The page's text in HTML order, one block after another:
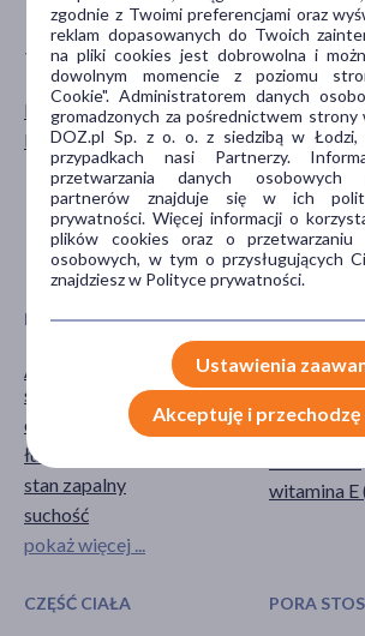
TYP PRODUKTU
Dermokosmetyk
Kosmetyk
łagodzące
nawilżające
ochronne
pokaż
PROBLEM
AZS (atopowe zapalenie
skóry)
egzema
łuszczyca
stan zapalny
suchość
pokaż więcej ...
GŁÓWNY
gliceryna
masło
witamina
CZĘŚĆ CIAŁA PORA
zgodnie z Twoimi preferencjami oraz
reklam dopasowanych do Twoich
na pliki cookies jest dobrowolna i
dowolnym momencie z poziomu
Cookie". Administratorem danych
gromadzonych za pośrednictwem strony
DOZ.pl Sp. z o. o. z siedzibą w
przypadkach nasi Partnerzy.
przetwarzania danych osobowych
partnerów znajduje się w ich
prywatności. Więcej informacji o
plików cookies oraz o przetwarzaniu
osobowych, w tym o przysługujących
znajdziesz w Polityce prywatności.
Ustawienia
Akceptuję i